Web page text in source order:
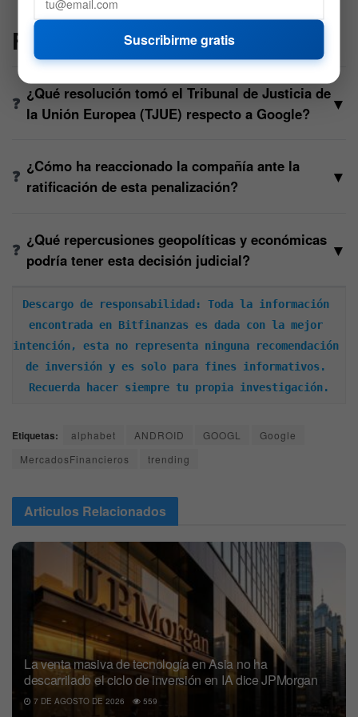
FAQs
¿Qué resolución tomó el Tribunal de Justicia de
la Unión Europea (TJUE) respecto a Google?
▼
¿Cómo ha reaccionado la compañía ante la
ratificación de esta penalización?
▼
¿Qué repercusiones geopolíticas y económicas
podría tener esta decisión judicial?
▼
Descargo de responsabilidad: Toda la información
encontrada en Bitfinanzas es dada con la mejor
intención, esta no representa ninguna recomendación
de inversión y es solo para fines informativos.
Recuerda hacer siempre tu propia investigación.
Etiquetas: alphabet ANDROID GOOGL
Google
MercadosFinancieros
trending
Articulos Relacionados
La venta masiva de tecnología en Asia no ha
descarrilado el ciclo de inversión en IA dice JPMorgan
7 DE AGOSTO DE 2026 559
Suscribirme gratis